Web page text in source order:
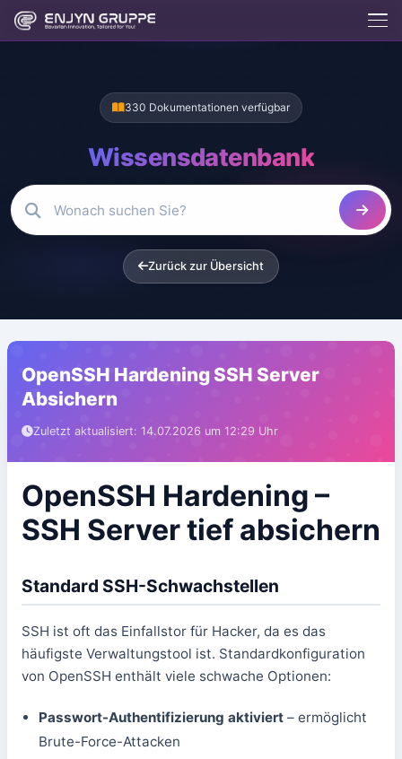
330 Dokumentationen verfügbar
Wissensdatenbank
Zurück zur Übersicht
OpenSSH Hardening SSH Server
Absichern
Zuletzt aktualisiert: 14.07.2026 um 12:29 Uhr
OpenSSH Hardening –
SSH Server tief absichern
Standard SSH-Schwachstellen
SSH ist oft das Einfallstor für Hacker, da es das
häufigste Verwaltungstool ist. Standardkonfiguration
von OpenSSH enthält viele schwache Optionen:
Passwort-Authentifizierung aktiviert – ermöglicht
Brute-Force-Attacken
Enjyn AI Agent
Enjix
Was macht die Enjyn Gruppe?
Website erstellen lassen
Hosting & Server